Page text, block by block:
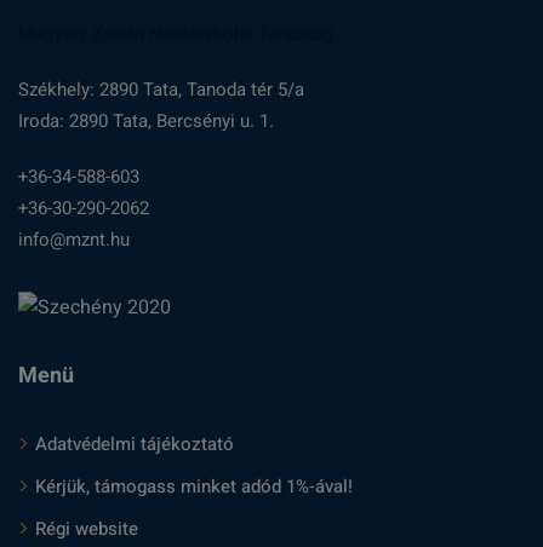
Székhely: 2890 Tata, Tanoda tér 5/a
Iroda: 2890 Tata, Bercsényi u. 1.
+36-34-588-603
+36-30-290-2062
info@mznt.hu
Menü
Adatvédelmi tájékoztató
Kérjük, támogass minket adód 1%-ával!
Régi website